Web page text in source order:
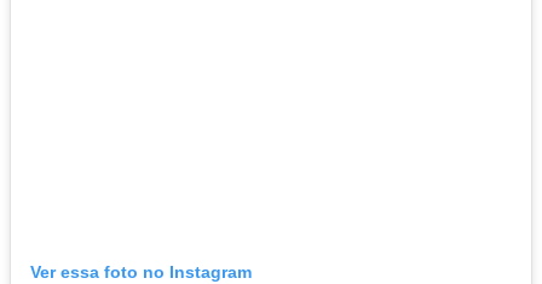
Ver essa foto no Instagram